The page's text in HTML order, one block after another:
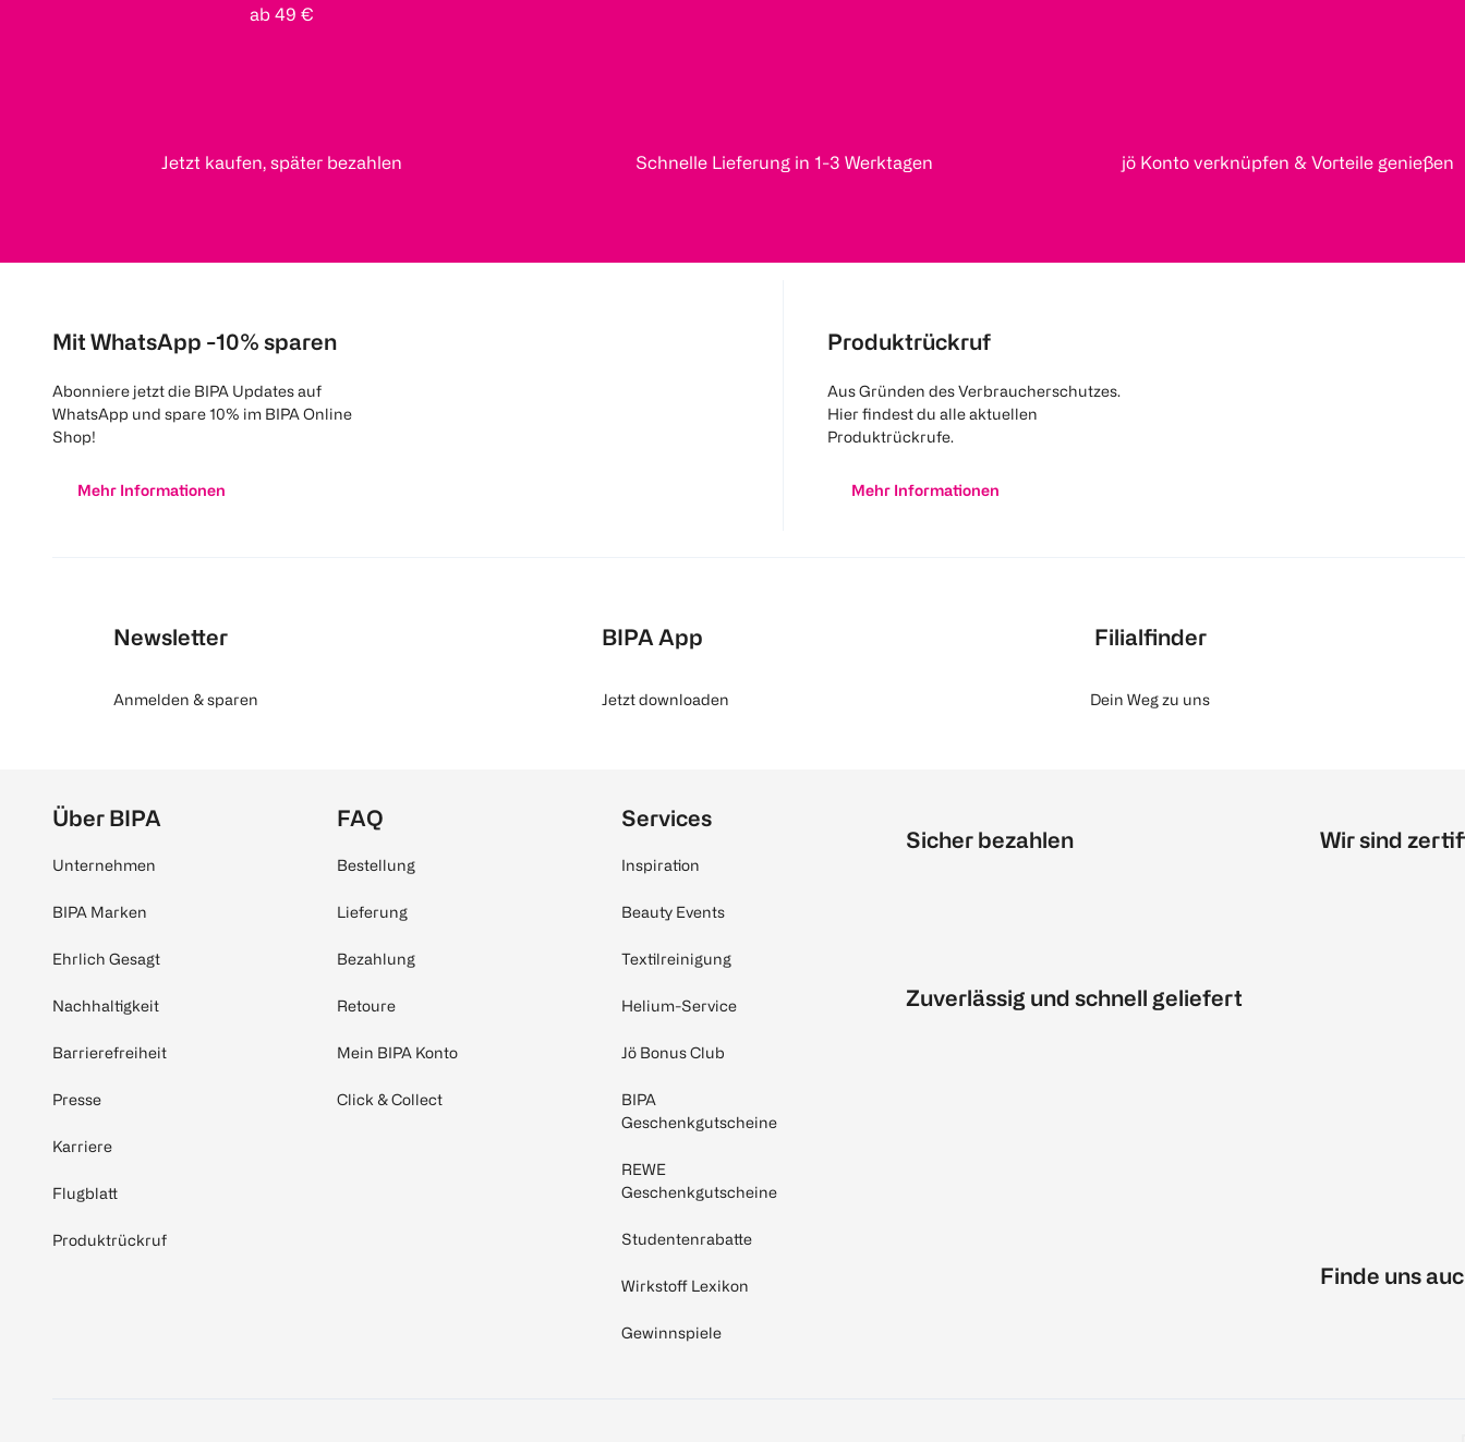
ab 49 €
Jetzt kaufen, später bezahlen Schnelle Lieferung in 1-3 Werktagen jö Konto verknüpfen & Vorteile genießen
Mit WhatsApp -10% sparen
Abonniere jetzt die BIPA Updates auf
WhatsApp und spare 10% im BIPA Online
Shop!
Mehr Informationen
Produktrückruf
Aus Gründen des Verbraucherschutzes.
Hier findest du alle aktuellen
Produktrückrufe.
Mehr Informationen
Newsletter
Anmelden & sparen
BIPA App
Jetzt downloaden
Filialfinder
Dein Weg zu uns
Über BIPA
Unternehmen
BIPA Marken
Ehrlich Gesagt
Nachhaltigkeit
Barrierefreiheit
Presse
Karriere
Flugblatt
Produktrückruf
FAQ
Bestellung
Lieferung
Bezahlung
Retoure
Mein BIPA Konto
Click & Collect
Services
Inspiration
Beauty Events
Textilreinigung
Helium-Service
Jö Bonus Club
BIPA
Geschenkgutscheine
REWE
Geschenkgutscheine
Studentenrabatte
Wirkstoff Lexikon
Gewinnspiele
Sicher bezahlen
Zuverlässig und schnell geliefert
Wir sind
Finde uns